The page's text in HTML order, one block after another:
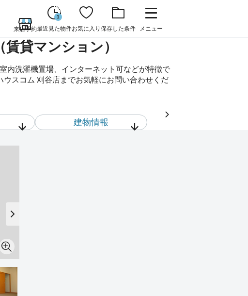
来店予約
1
最近見た物件お気に入り 保存した条件 メニュー
貸マンション）
内洗濯機置場、インターネット可などが特徴で
スコム 刈谷店までお気軽にお問い合わせくだ
建物情報